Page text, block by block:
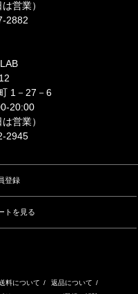
営業）
2882
1－27－6
20:00
営業）
2945
登録
トを見る
料について / 返品について /